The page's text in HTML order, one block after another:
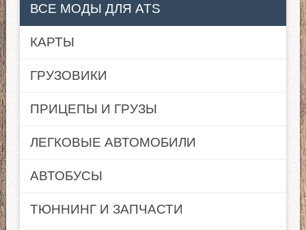
ВСЕ МОДЫ ДЛЯ ATS
КАРТЫ
ГРУЗОВИКИ
ПРИЦЕПЫ И ГРУЗЫ
ЛЕГКОВЫЕ АВТОМОБИЛИ
АВТОБУСЫ
ТЮННИНГ И ЗАПЧАСТИ